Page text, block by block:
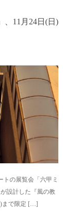
、11月24日(日)
の展覧会「六甲ミ
設計した『風の教
)まで限定 […]